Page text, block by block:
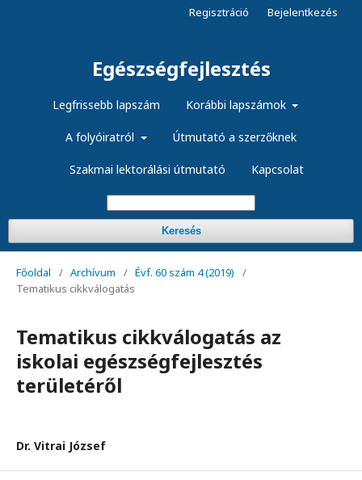
Egészségfejlesztés
Legfrissebb lapszám Korábbi lapszámok
A folyóiratról Útmutató a szerzőknek
Szakmai lektorálási útmutató Kapcsolat
Keresés
Regisztráció Bejelentkezés
Főoldal / Archívum / Évf. 60 szám 4 (2019)
/
Tematikus cikkválogatás
Tematikus cikkválogatás az
iskolai egészségfejlesztés
területéről
Dr. Vitrai József